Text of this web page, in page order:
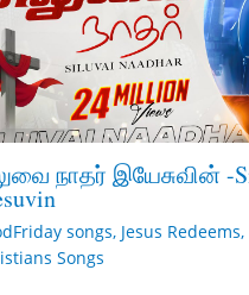
நாதர் இயேசுவின் -
songs, Jesus Redeems,
Songs